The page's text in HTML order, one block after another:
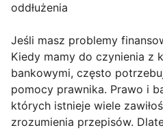
oddłużenia
Jeśli masz problemy
Kiedy mamy do czynienia z
bankowymi, często
pomocy prawnika. Prawo i
których istnieje wiele
zrozumienia przepisów.